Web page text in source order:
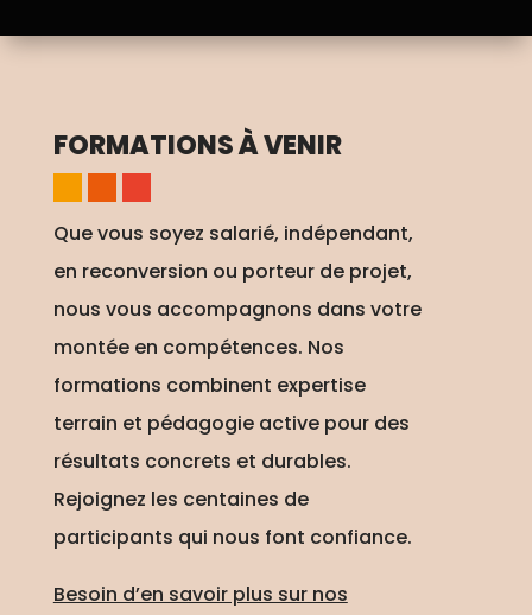
FORMATIONS À VENIR
Que vous soyez salarié, indépendant,
en reconversion ou porteur de projet,
nous vous accompagnons dans votre
montée en compétences. Nos
formations combinent expertise
terrain et pédagogie active pour des
résultats concrets et durables.
Rejoignez les centaines de
participants qui nous font confiance.
Besoin d’en savoir plus sur nos